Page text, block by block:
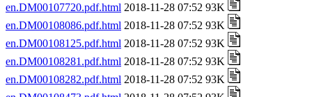
en.DM00107720.pdf.html 2018-11-28 07:52 93K
en.DM00108086.pdf.html 2018-11-28 07:52 93K
en.DM00108125.pdf.html 2018-11-28 07:52 93K
en.DM00108281.pdf.html 2018-11-28 07:52 93K
en.DM00108282.pdf.html 2018-11-28 07:52 93K